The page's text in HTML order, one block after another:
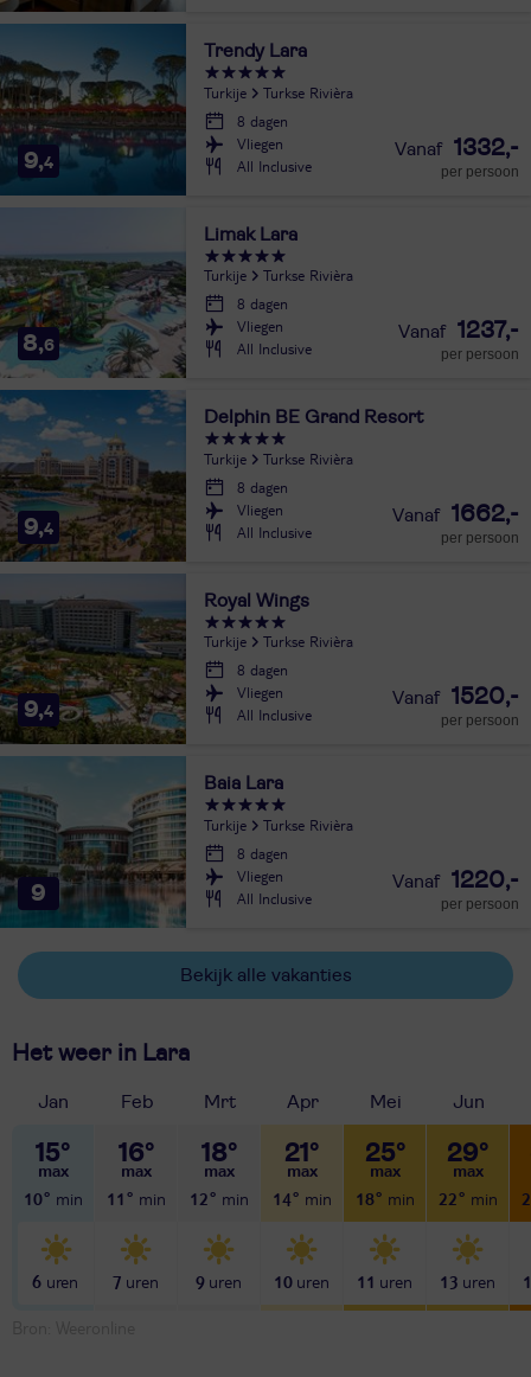
9,4
Trendy Lara
Turkije
Turkse Rivièra
8 dagen
Vliegen
All Inclusive
1332,-
per persoon
8,6
Limak Lara
Turkije
Turkse Rivièra
8 dagen
Vliegen
All Inclusive
1237,-
per persoon
9,4
Delphin BE Grand Resort
Turkije
Turkse Rivièra
8 dagen
Vliegen
All Inclusive
1662,-
per persoon
9,4
Royal Wings
Turkije
Turkse Rivièra
8 dagen
Vliegen
All Inclusive
1520,-
per persoon
9
Baia Lara
Turkije
Turkse Rivièra
8 dagen
Vliegen
All Inclusive
1220,-
per persoon
Bekijk alle vakanties
Het weer in Lara
Jan
15°
10°
6
Feb
16°
11°
7
Mrt
18°
12°
9
Apr
21°
14°
10
Mei
25°
18°
11
Jun
29°
22°
13